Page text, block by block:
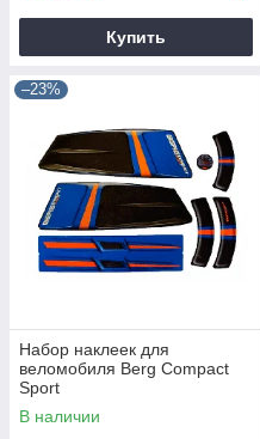
Купить
–23%
Набор наклеек для
веломобиля Berg Compact
Sport
В наличии